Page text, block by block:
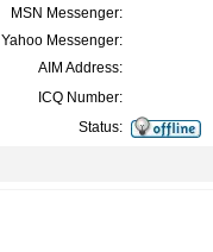
MSN Messenger:
Yahoo Messenger:
AIM Address:
ICQ Number:
Status: